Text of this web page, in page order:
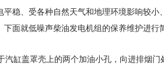
稳、受各种自然天气和地理环境影响较
面就低噪声柴油发电机组的保养维护进行
盖罩壳上的两个加油小孔，向进排烟门